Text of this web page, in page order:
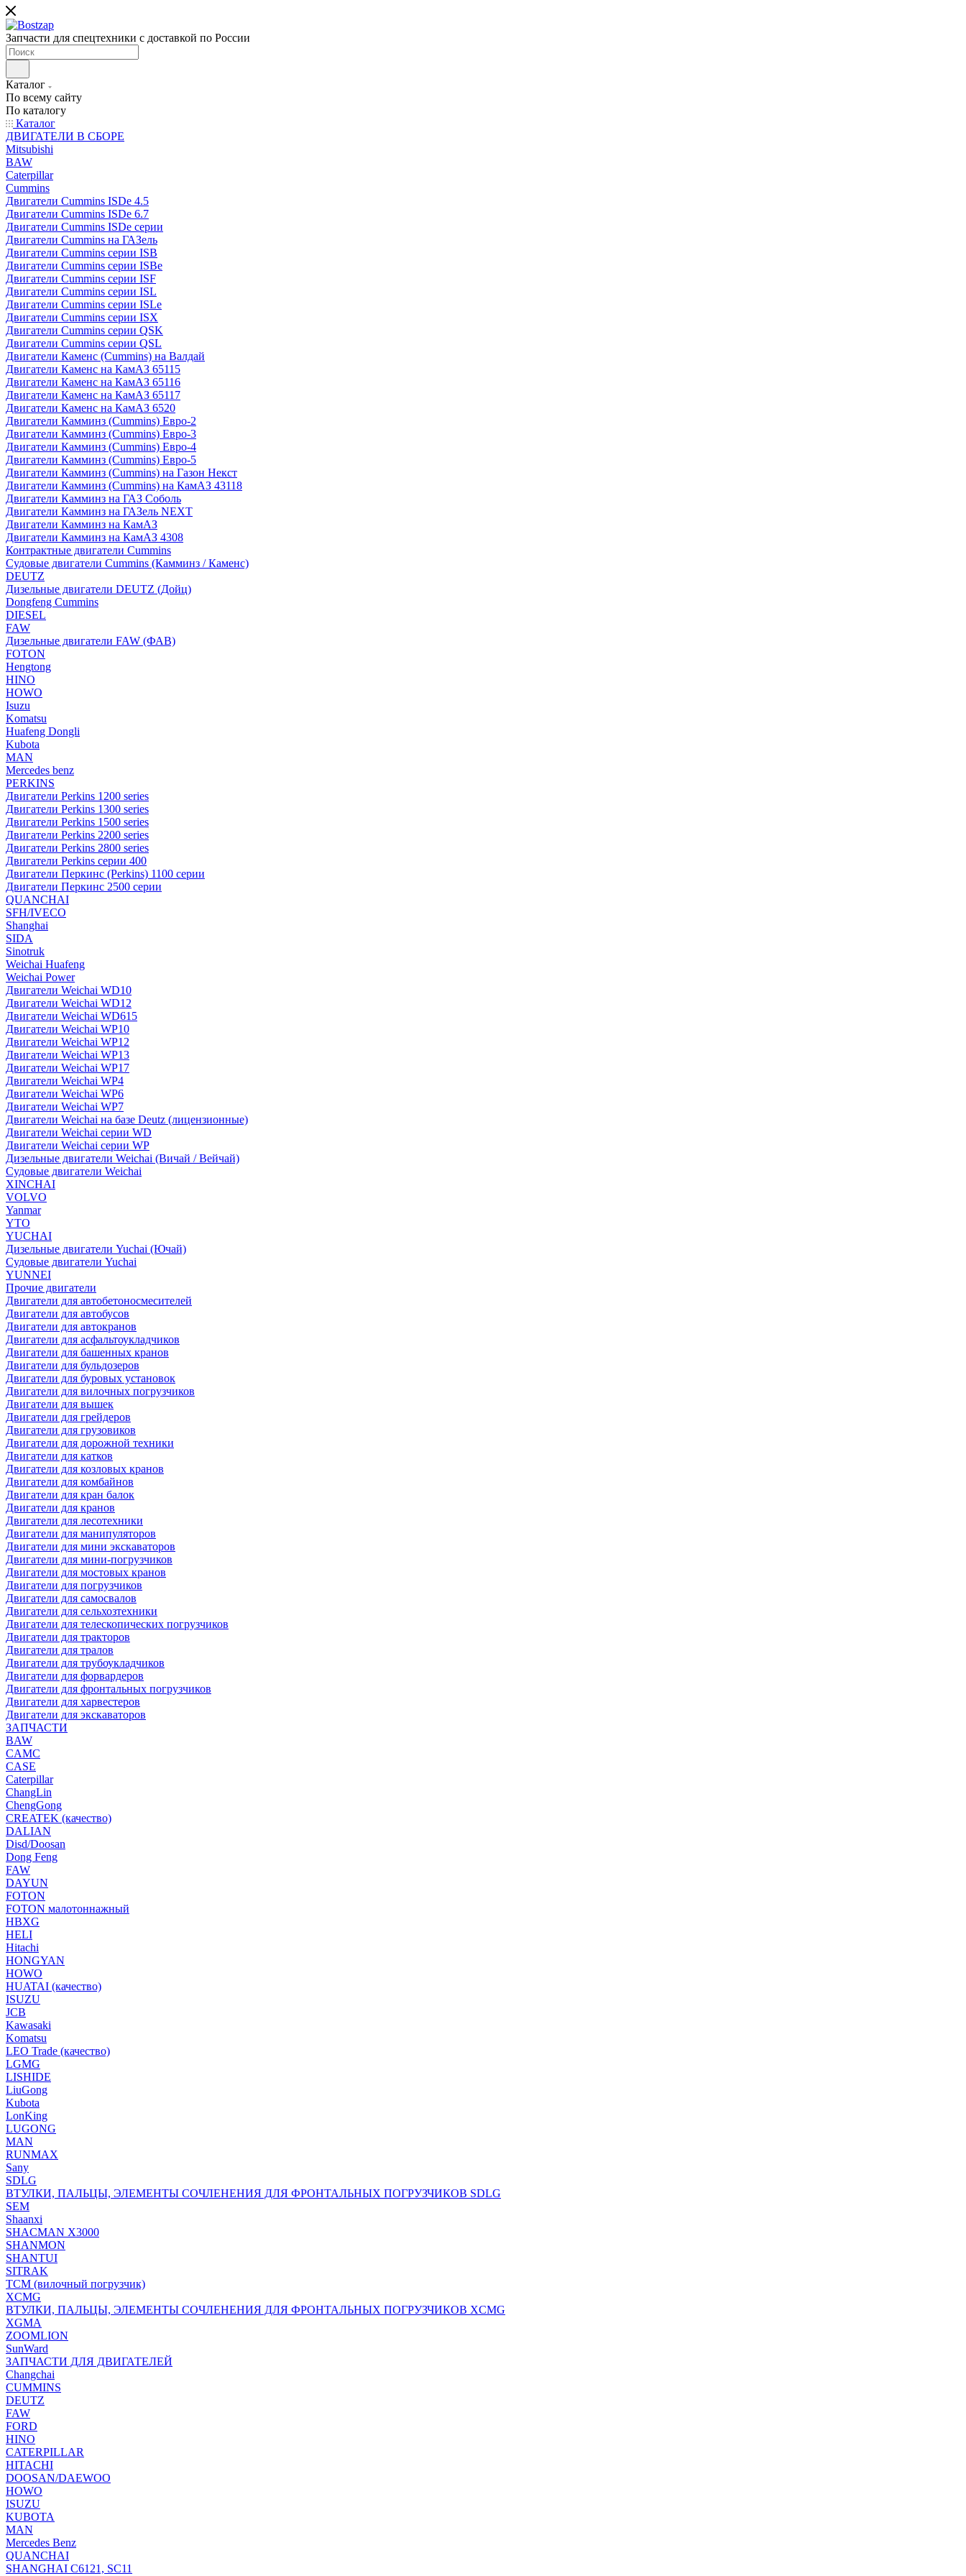
Запчасти для спецтехники с доставкой по России
Каталог
По всему сайту
По каталогу
Каталог
ДВИГАТЕЛИ В СБОРЕ
Mitsubishi
BAW
Caterpillar
Cummins
Двигатели Cummins ISDe 4.5
Двигатели Cummins ISDe 6.7
Двигатели Cummins ISDe серии
Двигатели Cummins на ГАЗель
Двигатели Cummins серии ISB
Двигатели Cummins серии ISBe
Двигатели Cummins серии ISF
Двигатели Cummins серии ISL
Двигатели Cummins серии ISLe
Двигатели Cummins серии ISX
Двигатели Cummins серии QSK
Двигатели Cummins серии QSL
Двигатели Каменс (Cummins) на Валдай
Двигатели Каменс на КамАЗ 65115
Двигатели Каменс на КамАЗ 65116
Двигатели Каменс на КамАЗ 65117
Двигатели Каменс на КамАЗ 6520
Двигатели Камминз (Cummins) Евро-2
Двигатели Камминз (Cummins) Евро-3
Двигатели Камминз (Cummins) Евро-4
Двигатели Камминз (Cummins) Евро-5
Двигатели Камминз (Cummins) на Газон Некст
Двигатели Камминз (Cummins) на КамАЗ 43118
Двигатели Камминз на ГАЗ Соболь
Двигатели Камминз на ГАЗель NEXT
Двигатели Камминз на КамАЗ
Двигатели Камминз на КамАЗ 4308
Контрактные двигатели Cummins
Судовые двигатели Cummins (Камминз / Каменс)
DEUTZ
Дизельные двигатели DEUTZ (Дойц)
Dongfeng Cummins
DIESEL
FAW
Дизельные двигатели FAW (ФАВ)
FOTON
Hengtong
HINO
HOWO
Isuzu
Komatsu
Huafeng Dongli
Kubota
MAN
Mercedes benz
PERKINS
Двигатели Perkins 1200 series
Двигатели Perkins 1300 series
Двигатели Perkins 1500 series
Двигатели Perkins 2200 series
Двигатели Perkins 2800 series
Двигатели Perkins серии 400
Двигатели Перкинс (Perkins) 1100 серии
Двигатели Перкинс 2500 серии
QUANCHAI
SFH/IVECO
Shanghai
SIDA
Sinotruk
Weichai Huafeng
Weichai Power
Двигатели Weichai WD10
Двигатели Weichai WD12
Двигатели Weichai WD615
Двигатели Weichai WP10
Двигатели Weichai WP12
Двигатели Weichai WP13
Двигатели Weichai WP17
Двигатели Weichai WP4
Двигатели Weichai WP6
Двигатели Weichai WP7
Двигатели Weichai на базе Deutz (лицензионные)
Двигатели Weichai серии WD
Двигатели Weichai серии WP
Дизельные двигатели Weichai (Вичай / Вейчай)
Судовые двигатели Weichai
XINCHAI
VOLVO
Yanmar
YTO
YUCHAI
Дизельные двигатели Yuchai (Ючай)
Судовые двигатели Yuchai
YUNNEI
Прочие двигатели
Двигатели для автобетоносмесителей
Двигатели для автобусов
Двигатели для автокранов
Двигатели для асфальтоукладчиков
Двигатели для башенных кранов
Двигатели для бульдозеров
Двигатели для буровых установок
Двигатели для вилочных погрузчиков
Двигатели для вышек
Двигатели для грейдеров
Двигатели для грузовиков
Двигатели для дорожной техники
Двигатели для катков
Двигатели для козловых кранов
Двигатели для комбайнов
Двигатели для кран балок
Двигатели для кранов
Двигатели для лесотехники
Двигатели для манипуляторов
Двигатели для мини экскаваторов
Двигатели для мини-погрузчиков
Двигатели для мостовых кранов
Двигатели для погрузчиков
Двигатели для самосвалов
Двигатели для сельхозтехники
Двигатели для телескопических погрузчиков
Двигатели для тракторов
Двигатели для тралов
Двигатели для трубоукладчиков
Двигатели для форвардеров
Двигатели для фронтальных погрузчиков
Двигатели для харвестеров
Двигатели для экскаваторов
ЗАПЧАСТИ
BAW
CAMC
CASE
Caterpillar
ChangLin
ChengGong
CREATEK (качество)
DALIAN
Disd/Doosan
Dong Feng
FAW
DAYUN
FOTON
FOTON малотоннажный
HBXG
HELI
Hitachi
HONGYAN
HOWO
HUATAI (качество)
ISUZU
JCB
Kawasaki
Komatsu
LEO Trade (качество)
LGMG
LISHIDE
LiuGong
Kubota
LonKing
LUGONG
MAN
RUNMAX
Sany
SDLG
ВТУЛКИ, ПАЛЬЦЫ, ЭЛЕМЕНТЫ СОЧЛЕНЕНИЯ ДЛЯ ФРОНТАЛЬНЫХ ПОГРУЗЧИКОВ SDLG
SEM
Shaanxi
SHACMAN X3000
SHANMON
SHANTUI
SITRAK
TCM (вилочный погрузчик)
XCMG
ВТУЛКИ, ПАЛЬЦЫ, ЭЛЕМЕНТЫ СОЧЛЕНЕНИЯ ДЛЯ ФРОНТАЛЬНЫХ ПОГРУЗЧИКОВ XCMG
XGMA
ZOOMLION
SunWard
ЗАПЧАСТИ ДЛЯ ДВИГАТЕЛЕЙ
Changchai
CUMMINS
DEUTZ
FAW
FORD
HINO
CATERPILLAR
HITACHI
DOOSAN/DAEWOO
HOWO
ISUZU
KUBOTA
MAN
Mercedes Benz
QUANCHAI
SHANGHAI C6121, SC11